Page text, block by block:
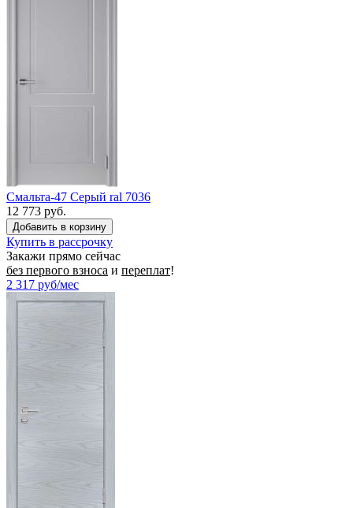
Смальта-47 Серый ral 7036
12 773 руб.
Купить в рассрочку
Закажи прямо сейчас
без первого взноса и переплат!
2 317 руб/мес